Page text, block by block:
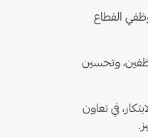
القطاع
وتحسين
في تعاون